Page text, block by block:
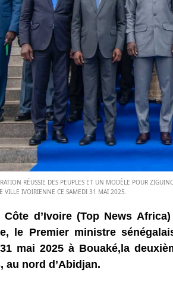
RÉUSSIE DES PEUPLES ET UN MODÈLE POUR
VILLE IVOIRIENNE CE SAMEDI 31 MAI 2025.
Côte d’Ivoire (Top News
le Premier ministre
mai 2025 à Bouaké,la
au nord d’Abidjan.